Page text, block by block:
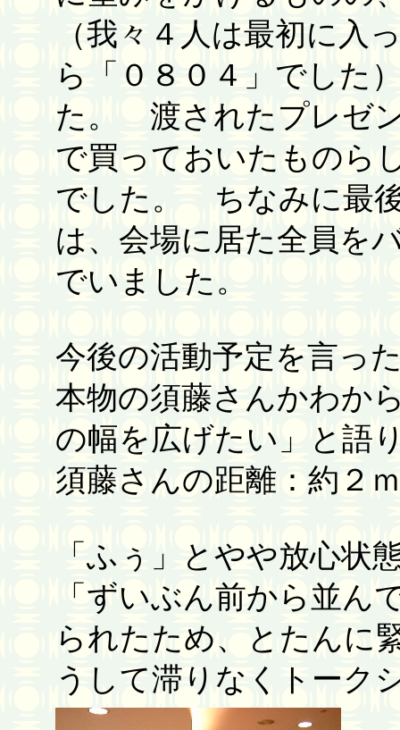
（我々４人は最初に入
ら「０８０４」でした
た。 渡されたプレゼ
で買っておいたものら
でした。 ちなみに最
は、会場に居た全員を
でいました。
今後の活動予定を言っ
本物の須藤さんかわか
の幅を広げたい」と語
須藤さんの距離：約２
「ふぅ」とやや放心状
「ずいぶん前から並ん
られたため、とたんに
うして滞りなくトーク